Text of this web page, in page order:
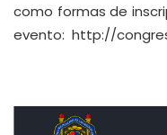
como formas de
evento: http://